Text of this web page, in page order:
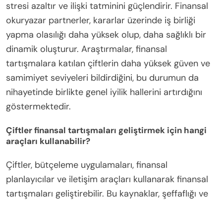
stresi azaltır ve ilişki tatminini güçlendirir. Finansal
okuryazar partnerler, kararlar üzerinde iş birliği
yapma olasılığı daha yüksek olup, daha sağlıklı bir
dinamik oluşturur. Araştırmalar, finansal
tartışmalara katılan çiftlerin daha yüksek güven ve
samimiyet seviyeleri bildirdiğini, bu durumun da
nihayetinde birlikte genel iyilik hallerini artırdığını
göstermektedir.
Çiftler finansal tartışmaları geliştirmek için hangi
araçları kullanabilir?
Çiftler, bütçeleme uygulamaları, finansal
planlayıcılar ve iletişim araçları kullanarak finansal
tartışmaları geliştirebilir. Bu kaynaklar, şeffaflığı ve